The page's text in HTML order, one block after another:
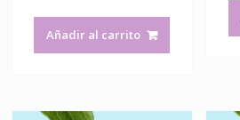
Añadir al carrito